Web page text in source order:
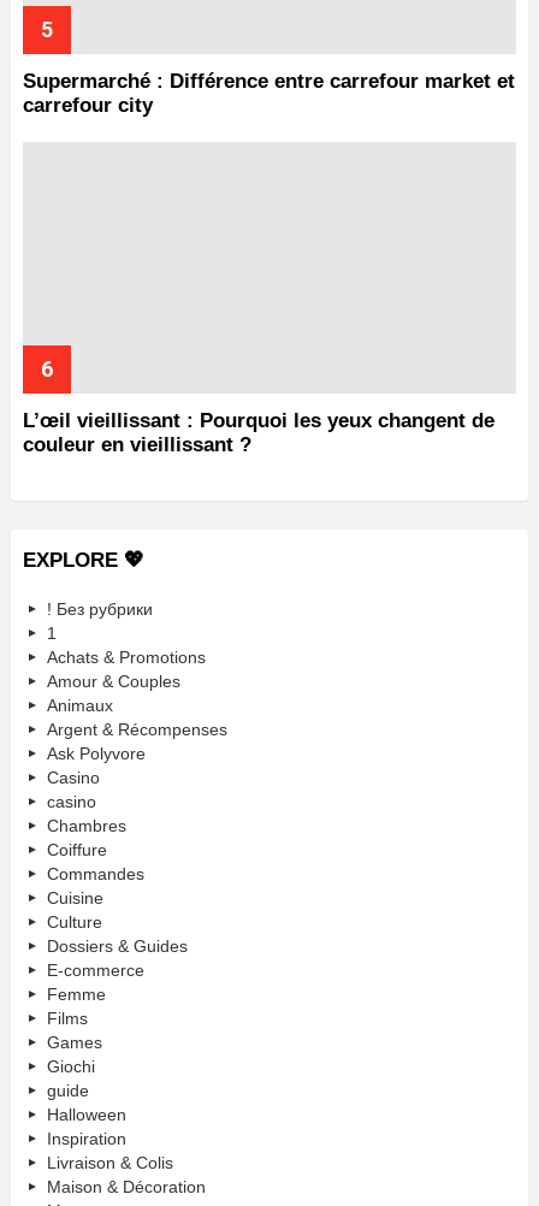
Supermarché : Différence entre carrefour market et
carrefour city
L’œil vieillissant : Pourquoi les yeux changent de
couleur en vieillissant ?
EXPLORE 💖
! Без рубрики
1
Achats & Promotions
Amour & Couples
Animaux
Argent & Récompenses
Ask Polyvore
Casino
casino
Chambres
Coiffure
Commandes
Cuisine
Culture
Dossiers & Guides
E-commerce
Femme
Films
Games
Giochi
guide
Halloween
Inspiration
Livraison & Colis
Maison & Décoration